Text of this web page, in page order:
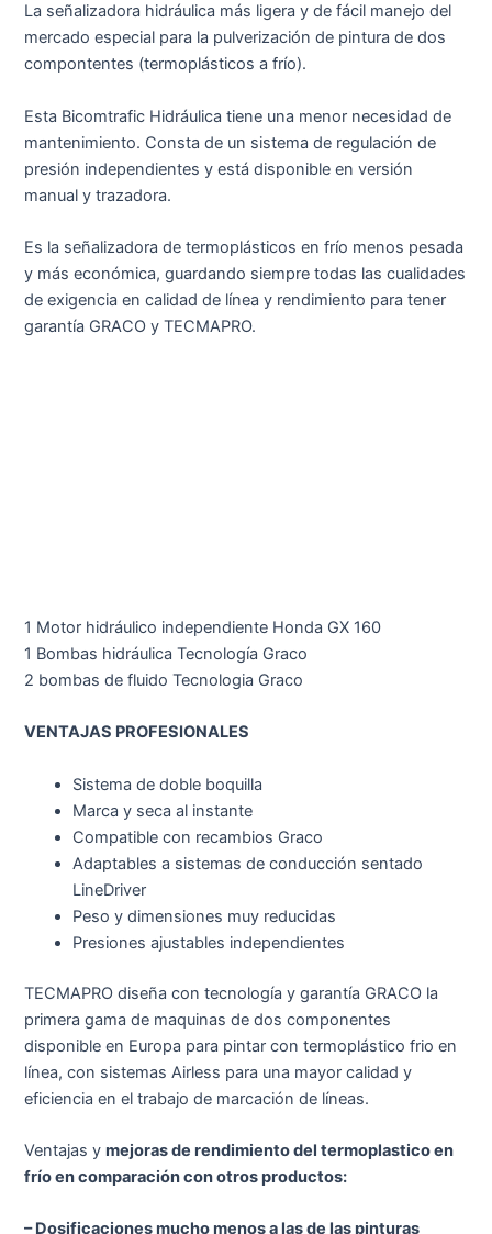
La señalizadora hidráulica más ligera y de fácil manejo del
mercado especial para la pulverización de pintura de dos
compontentes (termoplásticos a frío).
Esta Bicomtrafic Hidráulica tiene una menor necesidad de
mantenimiento. Consta de un sistema de regulación de
presión independientes y está disponible en versión
manual y trazadora.
Es la señalizadora de termoplásticos en frío menos pesada
y más económica, guardando siempre todas las cualidades
de exigencia en calidad de línea y rendimiento para tener
garantía GRACO y TECMAPRO.
1 Motor hidráulico independiente Honda GX 160
1 Bombas hidráulica Tecnología Graco
2 bombas de fluido Tecnologia Graco
VENTAJAS PROFESIONALES
Sistema de doble boquilla
Marca y seca al instante
Compatible con recambios Graco
Adaptables a sistemas de conducción sentado
LineDriver
Peso y dimensiones muy reducidas
Presiones ajustables independientes
TECMAPRO diseña con tecnología y garantía GRACO la
primera gama de maquinas de dos componentes
disponible en Europa para pintar con termoplástico frio en
línea, con sistemas Airless para una mayor calidad y
eficiencia en el trabajo de marcación de líneas.
Ventajas ymejoras de rendimiento del termoplastico en
frío en comparación con otros productos:
– Dosificaciones mucho menos a las de las pinturas